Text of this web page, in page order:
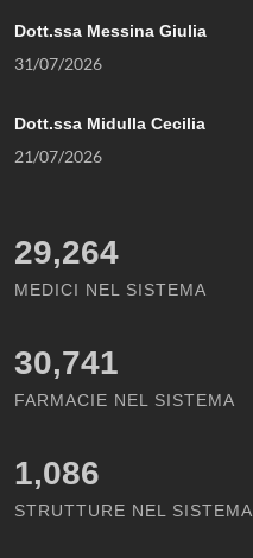
Dott.ssa Messina Giulia
31/07/2026
Dott.ssa Midulla Cecilia
21/07/2026
29,264
MEDICI NEL SISTEMA
30,741
FARMACIE NEL SISTEMA
1,086
STRUTTURE NEL SISTEMA